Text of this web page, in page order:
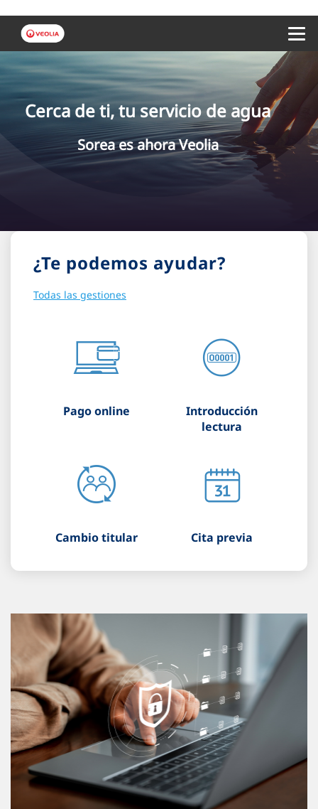
Cerca de ti, tu servicio de agua
Sorea es ahora Veolia
¿Te podemos ayudar?
Todas las gestiones
Pago online
Introducción
lectura
Cambio titular Cita previa